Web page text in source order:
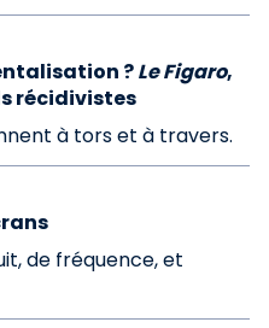
?Le Figaro,
récidivistes
à tors et à travers.
de fréquence, et